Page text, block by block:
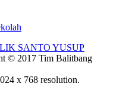
SANTO YUSUP
© 2017 Tim Balitbang
x 768 resolution.